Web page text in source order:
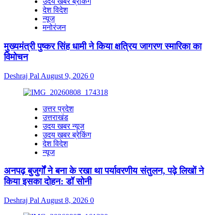
देश विदेश
न्यूज
मनोरंजन
मुख्यमंत्री पुष्कर सिंह धामी ने किया क्षत्रिय जागरण स्मारिका का
विमोचन
Deshraj Pal August 9, 2026 0
उत्तर प्रदेश
उत्तराखंड
उदय खबर न्यूज
उदय खबर ब्रेकिंग
देश विदेश
न्यूज
अनपढ़ बुजुर्गों ने बना के रखा था पर्यावरणीय संतुलन, पढ़े लिखों ने
किया इसका दोहन: डॉ सोनी
Deshraj Pal August 8, 2026 0